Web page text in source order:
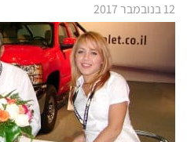
12 בנובמבר 2017